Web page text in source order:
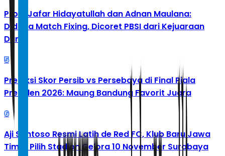
Profil Jafar Hidayatullah dan Adnan Maulana:
Diduga Match Fixing, Dicoret PBSI dari Kejuaraan
Dunia
5
Prediksi Skor Persib vs Persebaya di Final Piala
Presiden 2026: Maung Bandung Favorit Juara
6
Aji Santoso Resmi Latih de Red FC, Klub Baru Jawa
Timur Pilih Stadion Gelora 10 November Surabaya